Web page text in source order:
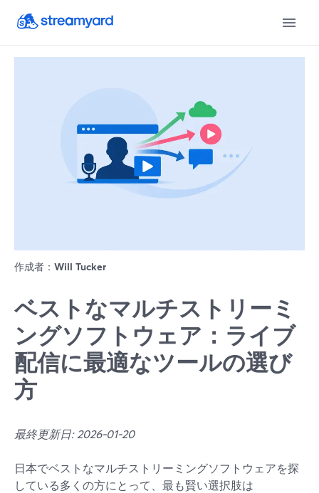
作成者： Will Tucker
ベストなマルチストリーミ
ングソフトウェア：ライブ
配信に最適なツールの選び
方
最終更新日: 2026-01-20
日本でベストなマルチストリーミングソフトウェアを探
している多くの方にとって、最も賢い選択肢は